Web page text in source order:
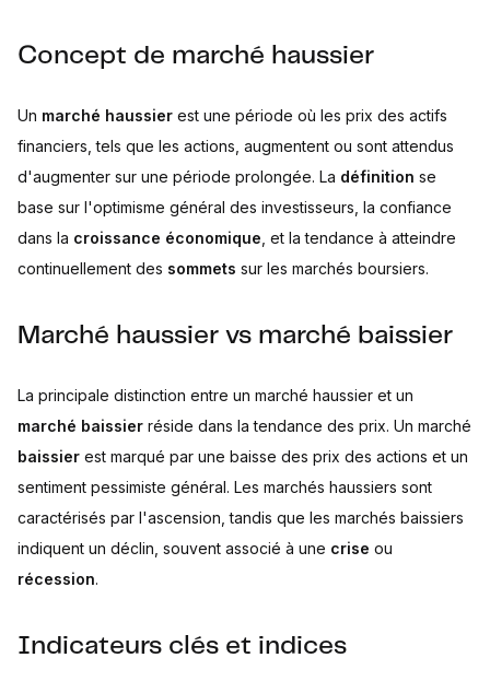
Concept de marché haussier
Un marché haussier est une période où les prix des actifs
financiers, tels que les actions, augmentent ou sont attendus
d'augmenter sur une période prolongée. La définition se
base sur l'optimisme général des investisseurs, la confiance
dans la croissance économique , et la tendance à atteindre
continuellement des sommets sur les marchés boursiers.
Marché haussier vs marché baissier
La principale distinction entre un marché haussier et un
marché baissier réside dans la tendance des prix. Un marché
baissier est marqué par une baisse des prix des actions et un
sentiment pessimiste général. Les marchés haussiers sont
caractérisés par l'ascension, tandis que les marchés baissiers
indiquent un déclin, souvent associé à une crise ou
récession.
Indicateurs clés et indices